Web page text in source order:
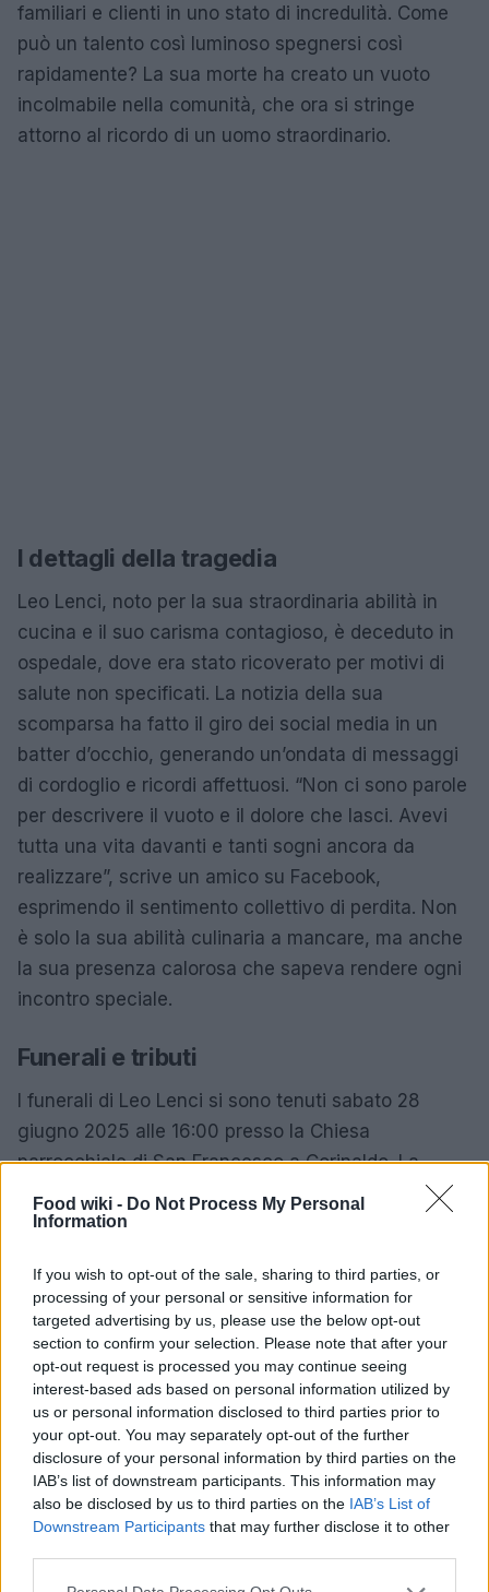
Food wiki - Do Not Process My Personal
Information
If you wish to opt-out of the sale, sharing to third parties, or
processing of your personal or sensitive information for
targeted advertising by us, please use the below opt-out
section to confirm your selection. Please note that after your
opt-out request is processed you may continue seeing
interest-based ads based on personal information utilized by
us or personal information disclosed to third parties prior to
your opt-out. You may separately opt-out of the further
disclosure of your personal information by third parties on the
IAB’s list of downstream participants. This information may
also be disclosed by us to third parties on the IAB’s List of
Downstream Participants that may further disclose it to other
Please note that this website/app uses one or more Google
familiari e clienti in uno stato di incredulità. Come
può un talento così luminoso spegnersi così
rapidamente? La sua morte ha creato un vuoto
incolmabile nella comunità, che ora si stringe
attorno al ricordo di un uomo straordinario.
I dettagli della tragedia
Leo Lenci, noto per la sua straordinaria abilità in
cucina e il suo carisma contagioso, è deceduto in
ospedale, dove era stato ricoverato per motivi di
salute non specificati. La notizia della sua
scomparsa ha fatto il giro dei social media in un
batter d’occhio, generando un’ondata di messaggi
di cordoglio e ricordi affettuosi. “Non ci sono parole
per descrivere il vuoto e il dolore che lasci. Avevi
tutta una vita davanti e tanti sogni ancora da
realizzare”, scrive un amico su Facebook,
esprimendo il sentimento collettivo di perdita. Non
è solo la sua abilità culinaria a mancare, ma anche
la sua presenza calorosa che sapeva rendere ogni
incontro speciale.
Funerali e tributi
I funerali di Leo Lenci si sono tenuti sabato 28
giugno 2025 alle 16:00 presso la Chiesa
parrocchiale di San Francesco a Corinaldo. La
cerimonia è stata un momento di intensa emotività,
con amici e familiari riuniti per celebrare la vita di
cucina e all’amore per i suoi cari. Dopo la
celebrazione, la salma è stata cremata e le ceneri
sono state tumulate nel cimitero di Castel Colonna,
nel comune di Trecastelli, vicino ad Ancona. Ogni
partecipante ha portato con sé un ricordo, un
sorriso, una lacrima, onorando così la memoria di
Leo.
Un’eredità duratura